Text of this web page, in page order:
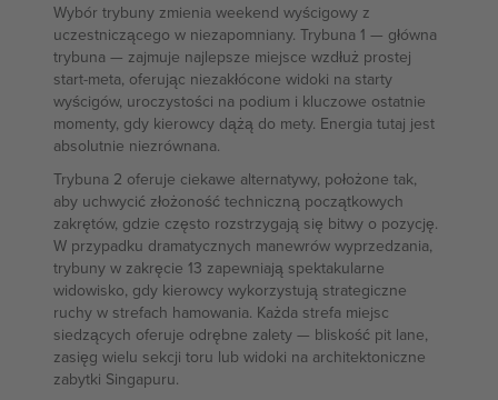
Wybór trybuny zmienia weekend wyścigowy z
uczestniczącego w niezapomniany. Trybuna 1 — główna
trybuna — zajmuje najlepsze miejsce wzdłuż prostej
start-meta, oferując niezakłócone widoki na starty
wyścigów, uroczystości na podium i kluczowe ostatnie
momenty, gdy kierowcy dążą do mety. Energia tutaj jest
absolutnie niezrównana.
Trybuna 2 oferuje ciekawe alternatywy, położone tak,
aby uchwycić złożoność techniczną początkowych
zakrętów, gdzie często rozstrzygają się bitwy o pozycję.
W przypadku dramatycznych manewrów wyprzedzania,
trybuny w zakręcie 13 zapewniają spektakularne
widowisko, gdy kierowcy wykorzystują strategiczne
ruchy w strefach hamowania. Każda strefa miejsc
siedzących oferuje odrębne zalety — bliskość pit lane,
zasięg wielu sekcji toru lub widoki na architektoniczne
zabytki Singapuru.